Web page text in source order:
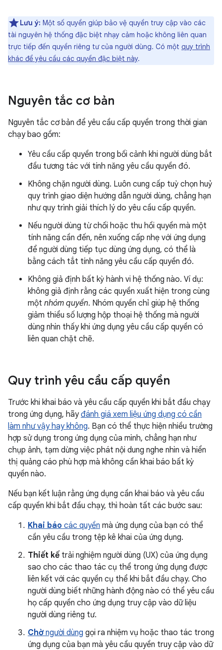
Lưu ý: Một số quyền giúp bảo vệ quyền truy cập vào các
tài nguyên hệ thống đặc biệt nhạy cảm hoặc không liên quan
trực tiếp đến quyền riêng tư của người dùng. Có một quy trình
khác để yêu cầu các quyền đặc biệt này.
Nguyên tắc cơ bản
Nguyên tắc cơ bản để yêu cầu cấp quyền trong thời gian
chạy bao gồm:
Yêu cầu cấp quyền trong bối cảnh khi người dùng bắt
đầu tương tác với tính năng yêu cầu quyền đó.
Không chặn người dùng. Luôn cung cấp tuỳ chọn huỷ
quy trình giao diện hướng dẫn người dùng, chẳng hạn
như quy trình giải thích lý do yêu cầu cấp quyền.
Nếu người dùng từ chối hoặc thu hồi quyền mà một
tính năng cần đến, nên xuống cấp nhẹ với ứng dụng
để người dùng tiếp tục dùng ứng dụng, có thể là
bằng cách tắt tính năng yêu cầu cấp quyền đó.
Không giả định bất kỳ hành vi hệ thống nào. Ví dụ:
không giả định rằng các quyền xuất hiện trong cùng
một nhóm quyền. Nhóm quyền chỉ giúp hệ thống
giảm thiểu số lượng hộp thoại hệ thống mà người
dùng nhìn thấy khi ứng dụng yêu cầu cấp quyền có
liên quan chặt chẽ.
Quy trình yêu cầu cấp quyền
Trước khi khai báo và yêu cầu cấp quyền khi bắt đầu chạy
trong ứng dụng, hãyđánh giá xem liệu ứng dụng có cần
làm như vậy hay không. Bạn có thể thực hiện nhiều trường
hợp sử dụng trong ứng dụng của mình, chẳng hạn như
chụp ảnh, tạm dừng việc phát nội dung nghe nhìn và hiển
thị quảng cáo phù hợp mà không cần khai báo bất kỳ
quyền nào.
Nếu bạn kết luận rằng ứng dụng cần khai báo và yêu cầu
cấp quyền khi bắt đầu chạy, thì hoàn tất các bước sau:
Khai báo các quyền mà ứng dụng của bạn có thể
cần yêu cầu trong tệp kê khai của ứng dụng.
Thiết kế trải nghiệm người dùng (UX) của ứng dụng
sao cho các thao tác cụ thể trong ứng dụng được
liên kết với các quyền cụ thể khi bắt đầu chạy. Cho
người dùng biết những hành động nào có thể yêu cầu
họ cấp quyền cho ứng dụng truy cập vào dữ liệu
người dùng riêng tư.
Chờ người dùng gọi ra nhiệm vụ hoặc thao tác trong
ứng dụng của bạn mà yêu cầu quyền truy cập vào dữ